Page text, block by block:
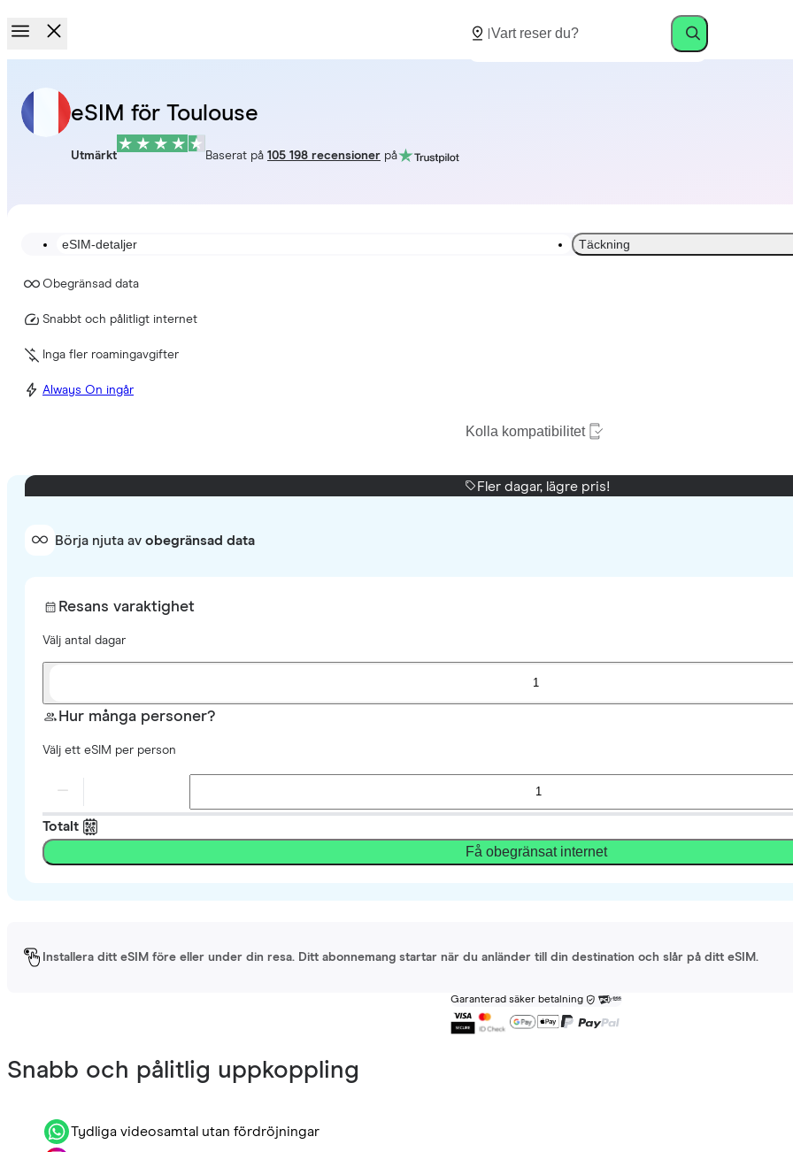
eSIM för Toulouse
Utmärkt Baserat på 105 198 recensioner på
eSIM-detaljer Täckning
Obegränsad data
Snabbt och pålitligt internet
Inga fler roamingavgifter
Always On ingår
Kolla kompatibilitet
Fler dagar, lägre pris!
Börja njuta av obegränsad data
Resans varaktighet
Välj antal dagar
1
Hur många personer?
Välj ett eSIM per person
Totalt
Få obegränsat internet
Installera ditt eSIM före eller under din resa. Ditt abonnemang startar när du anländer till din destination och slår på ditt eSIM.
Garanterad säker betalning
Snabb och pålitlig uppkoppling
Tydliga videosamtal utan fördröjningar